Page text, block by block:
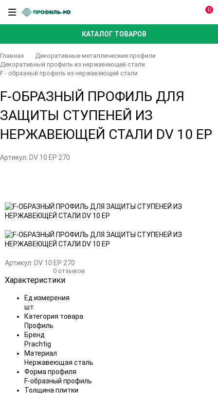
КАТАЛОГ ТОВАРОВ
0
Главная
Декоративные металлические профили
Декоративный профиль из нержавеющей стали
F - образный профиль из нержавеющей стали
F-ОБРАЗНЫЙ ПРОФИЛЬ ДЛЯ
ЗАЩИТЫ СТУПЕНЕЙ ИЗ
НЕРЖАВЕЮЩЕЙ СТАЛИ DV 10 EP
Артикул: DV 10 EP 270
в
избранное
к
сравнению
Артикул: DV 10 EP 270
0 отзывов
Характеристики
Ед.измерения
шт
Категория товара
Профиль
Бренд
Prachtig
Материал
Нержавеющая сталь
Форма профиля
F-образный профиль
Толщина плитки